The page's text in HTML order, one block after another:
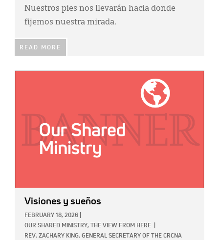
Nuestros pies nos llevarán hacia donde
fijemos nuestra mirada.
READ MORE
Visiones y sueños
FEBRUARY 18, 2026
OUR SHARED MINISTRY,
THE VIEW FROM HERE
REV. ZACHARY KING, GENERAL SECRETARY OF THE CRCNA